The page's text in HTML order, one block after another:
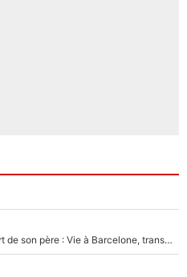
Lionel Messi est endeuillé par la mort de son père : Vie à Barcelone, transfert au PSG... voilà comment Jorge Messi a joué un rôle essentiel dans sa carrière !